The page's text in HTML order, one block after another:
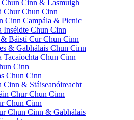
Cinn & Lasmuigh
Chur Chun Cinn
Cinn Campála & Picnic
Inséidte Chun Cinn
Báistí Cur Chun Cinn
& Gabhálais Chun Cinn
Tacaíochta Chun Cinn
Cinn
Chun Cinn
& Stáiseanóireacht
Chur Chun Cinn
Chun Cinn
Chun Cinn & Gabhálais